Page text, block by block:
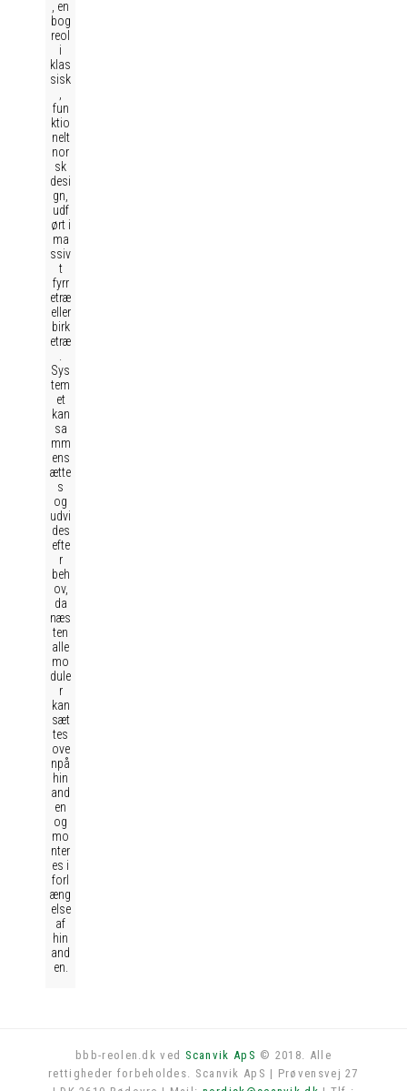
, en
bog
reol
i
klas
sisk
fun
ktio
nelt
nor
sk
desi
gn,
udf
ørt i
ma
ssiv
t
fyrr
etræ
eller
birk
etræ
Sys
tem
et
kan
sa
mm
ens
ætte
s
og
udvi
des
efte
r
beh
ov,
da
næs
ten
alle
mo
dule
r
kan
sæt
tes
ove
npå
hin
and
en
og
mo
nter
es i
forl
æng
else
af
hin
and
en.
bbb-reolen.dk ved Scanvik ApS © 2018. Alle
rettigheder forbeholdes. Scanvik ApS | Prøvensvej 27